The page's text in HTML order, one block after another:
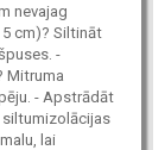
nevajag
cm)? Siltināt
-
Mitruma
- Apstrādāt
siltumizolācijas
lai